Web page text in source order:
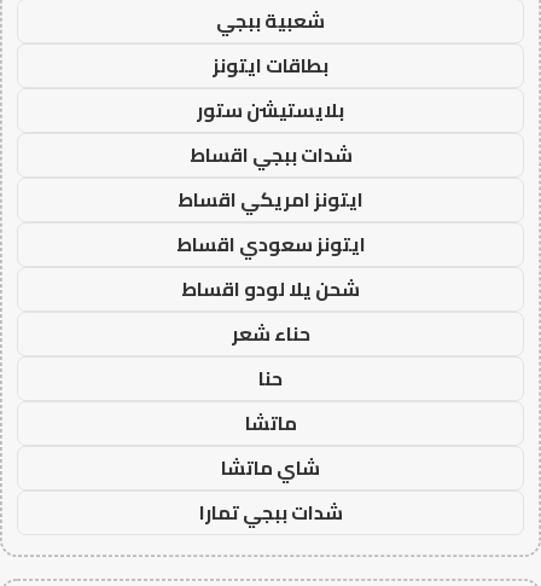
شعبية ببجي
بطاقات ايتونز
بلايستيشن ستور
شدات ببجي اقساط
ايتونز امريكي اقساط
ايتونز سعودي اقساط
شحن يلا لودو اقساط
حناء شعر
حنا
ماتشا
شاي ماتشا
شدات ببجي تمارا